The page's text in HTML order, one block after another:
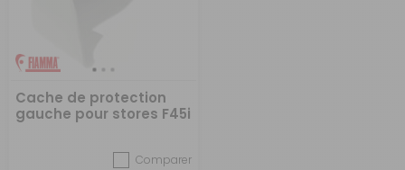
Cache de protection
gauche pour stores F45i
Comparer